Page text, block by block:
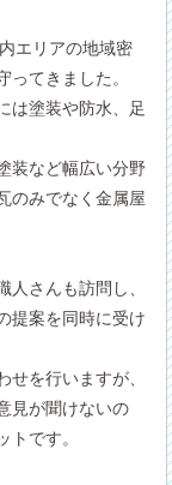
エリアの地域密
てきました。
は塗装や防水、足
装など幅広い分野
のみでなく金属屋
さんも訪問し、
提案を同時に受け
を行いますが、
見が聞けないの
です。